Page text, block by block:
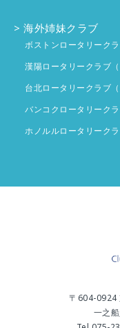
海外姉妹クラブ
ボストンロータリーク
漢陽ロータリークラブ
台北ロータリークラブ
バンコクロータリーク
ホノルルロータリーク
〒604-0924
一之